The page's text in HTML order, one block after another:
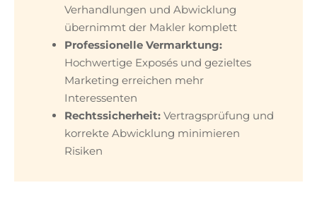
Verhandlungen und Abwicklung
übernimmt der Makler komplett
Professionelle Vermarktung:
Hochwertige Exposés und gezieltes
Marketing erreichen mehr
Interessenten
Rechtssicherheit: Vertragsprüfung und
korrekte Abwicklung minimieren
Risiken